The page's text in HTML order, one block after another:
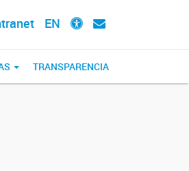
EN
TRANSPARENCIA